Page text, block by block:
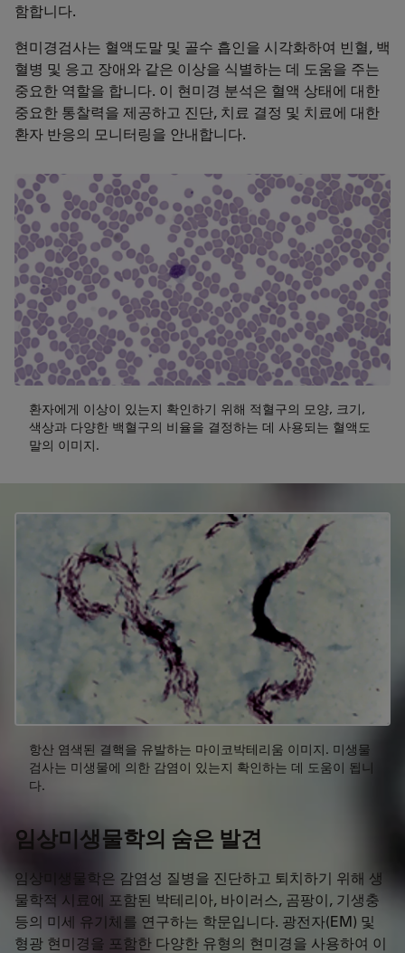
함합니다.
현미경검사는 혈액도말 및 골수 흡인을 시각화하여 빈혈, 백
혈병 및 응고 장애와 같은 이상을 식별하는 데 도움을 주는
중요한 역할을 합니다. 이 현미경 분석은 혈액 상태에 대한
중요한 통찰력을 제공하고 진단, 치료 결정 및 치료에 대한
환자 반응의 모니터링을 안내합니다.
환자에게 이상이 있는지 확인하기 위해 적혈구의 모양, 크기,
색상과 다양한 백혈구의 비율을 결정하는 데 사용되는 혈액도
말의 이미지.
항산 염색된 결핵을 유발하는 마이코박테리움 이미지. 미생물
검사는 미생물에 의한 감염이 있는지 확인하는 데 도움이 됩니
다.
임상미생물학의 숨은 발견
임상미생물학은 감염성 질병을 진단하고 퇴치하기 위해 생
물학적 시료에 포함된 박테리아, 바이러스, 곰팡이, 기생충
등의 미세 유기체를 연구하는 학문입니다. 광전자(EM) 및
형광 현미경을 포함한 다양한 유형의 현미경을 사용하여 이